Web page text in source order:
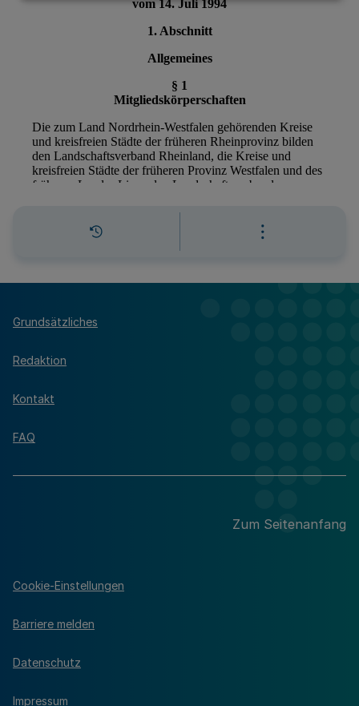
Grundsätzliches
Redaktion
Kontakt
FAQ
Zum Seitenanfang
Cookie-Einstellungen
Barriere melden
Datenschutz
Impressum